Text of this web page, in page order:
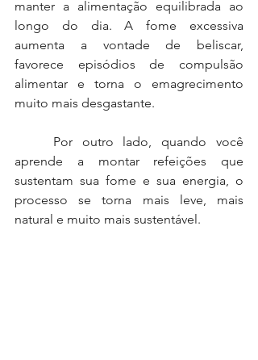
manter a alimentação equilibrada ao
longo do dia. A fome excessiva
aumenta a vontade de beliscar,
favorece episódios de compulsão
alimentar e torna o emagrecimento
muito mais desgastante.
aprende a montar refeições que
sustentam sua fome e sua energia, o
processo se torna mais leve, mais
natural e muito mais sustentável.